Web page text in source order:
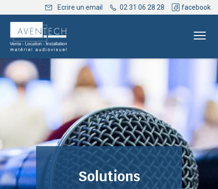
Ecrire un email 02 31 06 28 28 facebook
Solutions